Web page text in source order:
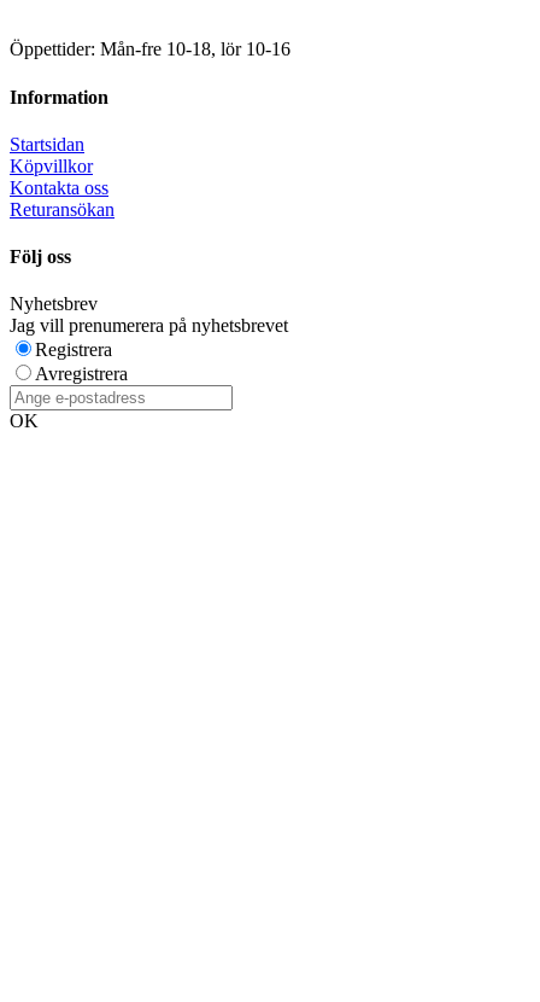
Öppettider: Mån-fre 10-18, lör 10-16
Information
Startsidan
Köpvillkor
Kontakta oss
Returansökan
Följ oss
Nyhetsbrev
Jag vill prenumerera på nyhetsbrevet
Registrera
Avregistrera
OK